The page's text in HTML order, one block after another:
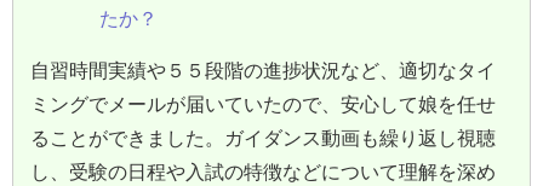
たか？
自習時間実績や５５段階の進捗状況など、適切なタイ
ミングでメールが届いていたので、安心して娘を任せ
ることができました。ガイダンス動画も繰り返し視聴
し、受験の日程や入試の特徴などについて理解を深め